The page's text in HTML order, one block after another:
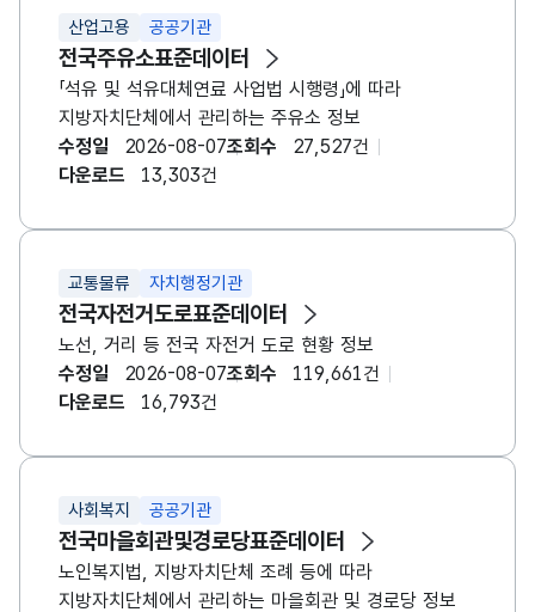
산업고용 공공기관
전국주유소표준데이터
「석유 및 석유대체연료 사업법 시행령」에 따라
지방자치단체에서 관리하는 주유소 정보
수정일
2026-08-07조회수
27,527건
다운로드
13,303건
교통물류 자치행정기관
전국자전거도로표준데이터
노선, 거리 등 전국 자전거 도로 현황 정보
수정일
2026-08-07조회수
119,661건
다운로드
16,793건
사회복지 공공기관
전국마을회관및경로당표준데이터
노인복지법, 지방자치단체 조례 등에 따라
지방자치단체에서 관리하는 마을회관 및 경로당 정보